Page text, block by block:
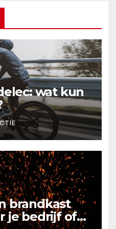
wat kun
brandkast
je bedrijf of